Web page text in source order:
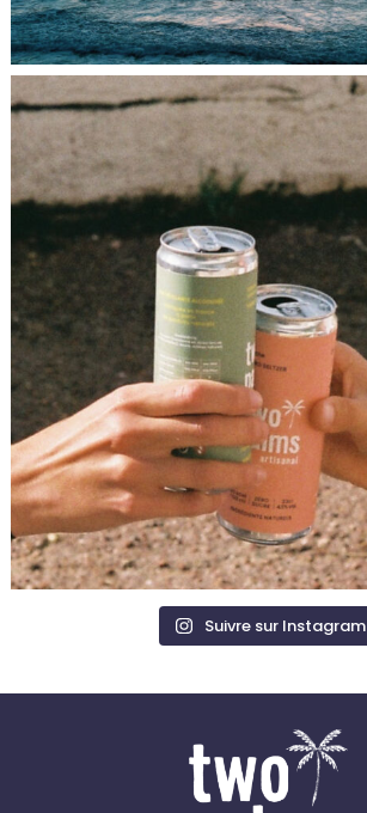
Suivre sur Instagram